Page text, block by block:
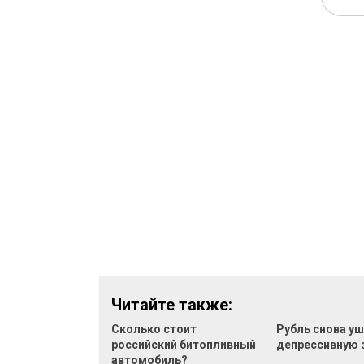
Читайте также:
Сколько стоит
российский битопливный
автомобиль?
Рубль снова
депрессивную